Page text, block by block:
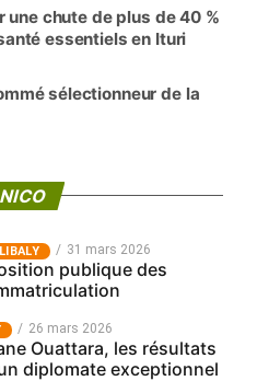
une chute de plus de 40 %
essentiels en Ituri
sélectionneur de la
31 mars 2026
publique des
26 mars 2026
Ouattara, les résultats
diplomate exceptionnel